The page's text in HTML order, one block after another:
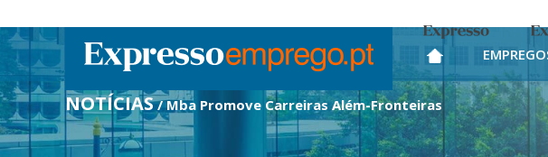
Expresso
NOTÍCIAS / Mba Promove Carreiras Além-Fronteiras